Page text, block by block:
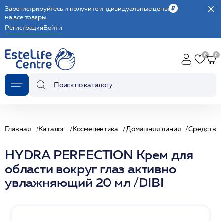
Зарегистрируйтесь и получите индивидуальные цены
на все товары
РегистрацияВойти
Главная Каталог Космецевтика Домашняя линия Средства
HYDRA PERFECTION Крем для
области вокруг глаз активно
увлажняющий 20 мл /DIBI